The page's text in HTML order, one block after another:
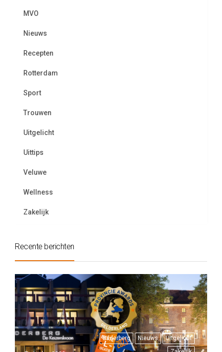
MVO
Nieuws
Recepten
Rotterdam
Sport
Trouwen
Uitgelicht
Uittips
Veluwe
Wellness
Zakelijk
Recente berichten
Bilderberg Nieuws
Uitgelicht